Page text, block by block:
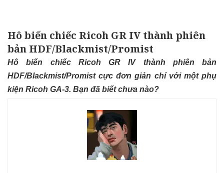
Hô biến chiếc Ricoh GR IV thành phiên
bản HDF/Blackmist/Promist
Hô biến chiếc Ricoh GR IV thành phiên bản
HDF/Blackmist/Promist cực đơn giản chỉ với một phụ
kiện Ricoh GA-3. Bạn đã biết chưa nào?